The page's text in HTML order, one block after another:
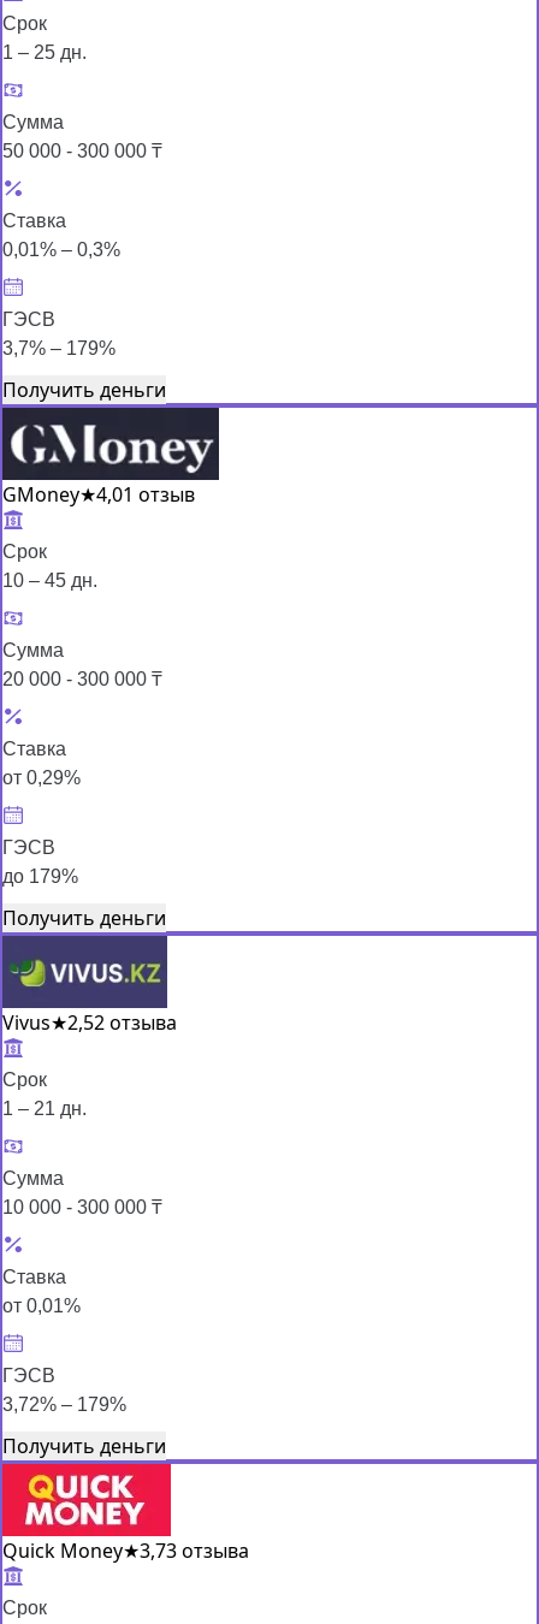
Срок
1 – 25 дн.
Сумма
50 000 - 300 000 ₸
Ставка
0,01% – 0,3%
ГЭСВ
3,7% – 179%
Получить деньги
GMoney★4,01 отзыв
Срок
10 – 45 дн.
Сумма
20 000 - 300 000 ₸
Ставка
от 0,29%
ГЭСВ
до 179%
Получить деньги
Vivus★2,52 отзыва
Срок
1 – 21 дн.
Сумма
10 000 - 300 000 ₸
Ставка
от 0,01%
ГЭСВ
3,72% – 179%
Получить деньги
Quick Money★3,73 отзыва
Срок